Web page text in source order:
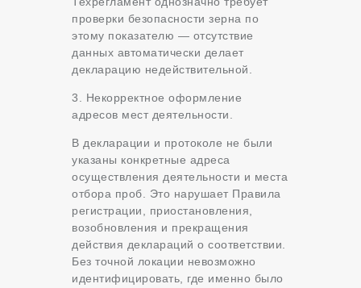
проверки безопасности зерна по
этому показателю — отсутствие
данных автоматически делает
декларацию недействительной.
3. Некорректное оформление
адресов мест деятельности.
В декларации и протоколе не были
указаны конкретные адреса
осуществления деятельности и места
отбора проб. Это нарушает Правила
регистрации, приостановления,
возобновления и прекращения
действия деклараций о соответствии.
Без точной локации невозможно
идентифицировать, где именно было